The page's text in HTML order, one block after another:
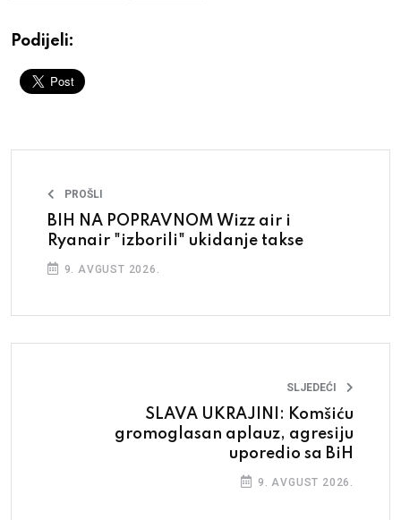
Podijeli:
PROŠLI
BIH NA POPRAVNOM Wizz air i
Ryanair "izborili" ukidanje takse
9. AVGUST 2026.
SLJEDEĆI
SLAVA UKRAJINI: Komšiću
gromoglasan aplauz, agresiju
uporedio sa BiH
9. AVGUST 2026.